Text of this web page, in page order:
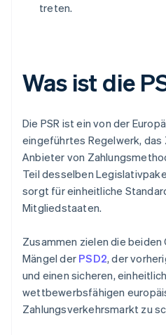
treten.
Was ist die
Die PSR ist ein von der
eingeführtes Regelwerk, das
Anbieter von
Teil desselben
sorgt für einheitliche
Mitgliedstaaten.
Zusammen zielen die
Mängel der PSD2, der
und einen sicheren,
wettbewerbsfähigen
Zahlungsverkehrsmarkt zu